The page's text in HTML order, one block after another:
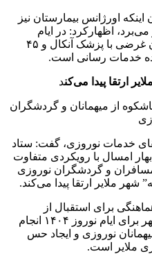
اورژانس بیمارستان نیز
اظهارکرد: در ایام
تعطیلات نوروز اورژانس بیمارستان غرضی با پزشک آنکال و ۴۵
ارتقا پیدا می‌کند
خدمات نوروزی، گفت: ستاد
امسال با رویکردی متفاوت
مسافران و گردشگران نوروزی
ملایر ارتقا پیدا می‌کند.
برای استقبال از
مسافران نوروزی و آماده‌سازی شهر برای ایام نوروز ۱۴۰۴ انجام
نوروزی و ایجاد حس
ملایر است.